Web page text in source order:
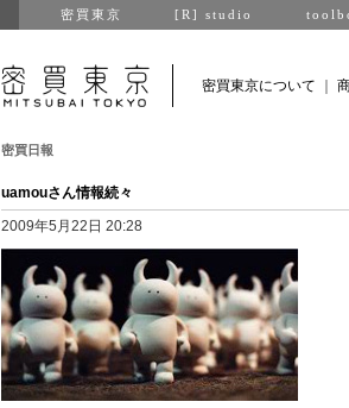
密買東京 [R] studio
密買東京について
密買日報
uamouさん情報続々
2009年5月22日 20:28